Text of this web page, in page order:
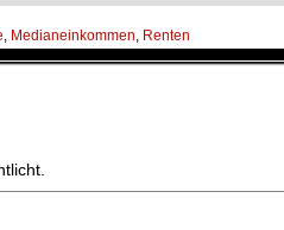
, Medianeinkommen, Renten